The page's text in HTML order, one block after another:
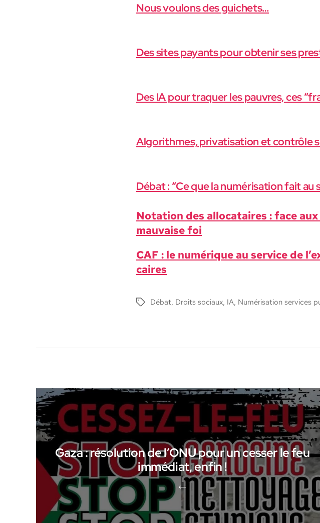
Nous voulons des guichets…
Des sites payants pour obtenir ses
Des IA pour traquer les pauvres, ces
Algorithmes, privatisation et contrôle
Débat : “Ce que la numérisation fait au
Nota­tion des allo­cataires : face
mau­vaise foi
CAF : le numérique au ser­vice de
caires
Étiquettes
Débat, Droits sociaux, IA, Numérisation services
←
Gaza : résolution de l’ONU pour un cesser le feu
immédiat, enfin !